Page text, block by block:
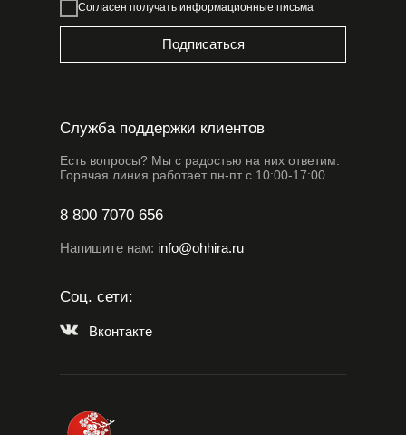
Служба поддержки клиентов
Соц. сети:
Вконтакте
8 800 7070 656
Напишите нам: info@ohhira.ru
Есть вопросы? Мы с радостью на них ответим.
Горячая линия работает пн-пт с 10:00-17:00
Согласен получать информационные письма
Подписаться